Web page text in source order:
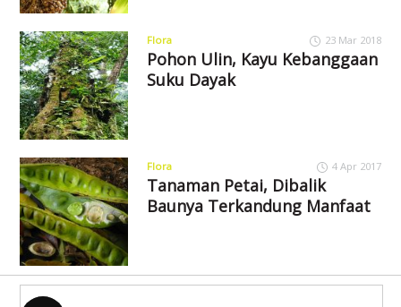
Flora 23 Mar 2018
Pohon Ulin, Kayu Kebanggaan
Suku Dayak
Flora 4 Apr 2017
Tanaman Petai, Dibalik
Baunya Terkandung Manfaat